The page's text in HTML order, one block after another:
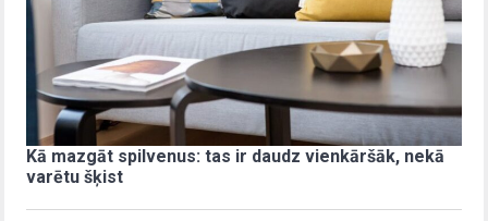
Kā mazgāt spilvenus: tas ir daudz vienkāršāk, nekā
varētu šķist